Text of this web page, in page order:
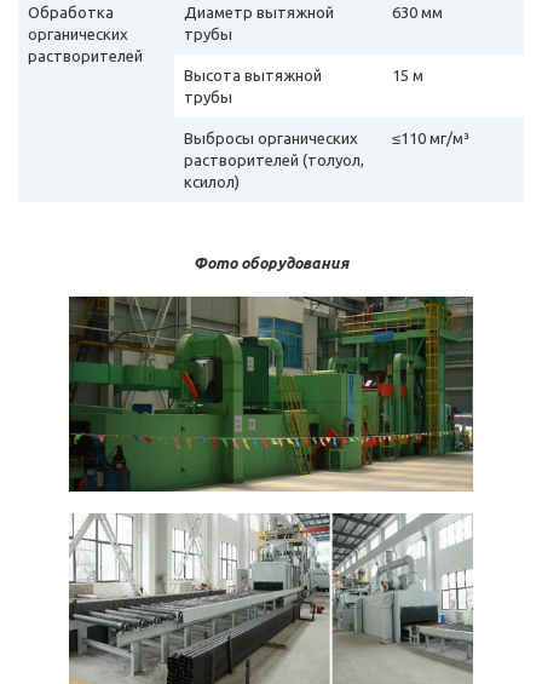
Обработка
органических
растворителей
Диаметр вытяжной
трубы
630 мм
Высота вытяжной
трубы
15 м
Выбросы органических
растворителей (толуол,
ксилол)
≤110 мг/м³
Фото оборудования